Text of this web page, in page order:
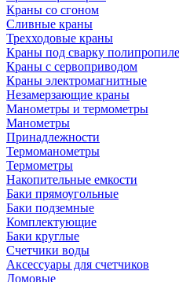
Краны со сгоном
Сливные краны
Трехходовые краны
Краны под сварку
Краны с сервоприводом
Краны электромагнитные
Незамерзающие краны
Манометры и термометры
Манометры
Принадлежности
Термоманометры
Термометры
Накопительные емкости
Баки прямоугольные
Баки подземные
Комплектующие
Баки круглые
Счетчики воды
Аксессуары для счетчиков
Домовые